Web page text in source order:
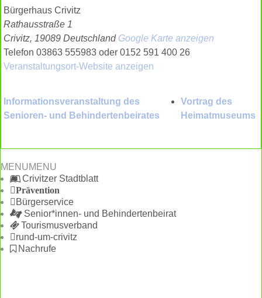
Bürgerhaus Crivitz
Rathausstraße 1
Crivitz, 19089 Deutschland Google Karte anzeigen
Telefon 03863 555983 oder 0152 591 400 26
Veranstaltungsort-Website anzeigen
Informationsveranstaltung des
Senioren- und Behindertenbeirates
Vortrag des
Heimatmuseums
MENUMENU
Crivitzer Stadtblatt
Prävention
Bürgerservice
Senior*innen- und Behindertenbeirat
Tourismusverband
rund-um-crivitz
Nachrufe